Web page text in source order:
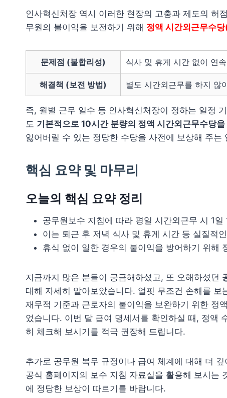
인사혁신처장 역시 이러한 현장의 고충과 제도의 허
무원의 불이익을 보전하기 위해 정액 시간외근무수
문제점 (불합리성) 식사 및 휴게 시간 없이 연
해결책 (보전 방법) 별도 시간외근무를 하지 않
즉, 월별 근무 일수 등 인사혁신처장이 정하는 일정
도 기본적으로 10시간 분량의 정액 시간외근무수당을
잃어버릴 수 있는 정당한 수당을 사전에 보상해 주
핵심 요약 및 마무리
오늘의 핵심 요약 정리
공무원보수 지침에 따라 평일 시간외근무 시 1
이는 퇴근 후 저녁 식사 및 휴게 시간 등 실질적
휴식 없이 일한 경우의 불이익을 방어하기 위해
지금까지 많은 분들이 궁금해하셨고, 또 오해하셨던
대해 자세히 알아보았습니다. 얼핏 무조건 손해를
재무적 기준과 근로자의 불이익을 보완하기 위한 정
었습니다. 이번 달 급여 명세서를 확인하실 때, 정액
히 체크해 보시기를 적극 권장해 드립니다.
추가로 공무원 복무 규정이나 급여 체계에 대해 더
공식 홈페이지의 보수 지침 자료실을 활용해 보시는
에 정당한 보상이 따르기를 바랍니다.